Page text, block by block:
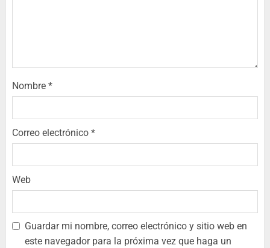
Nombre *
Correo electrónico *
Web
Guardar mi nombre, correo electrónico y sitio web en
este navegador para la próxima vez que haga un